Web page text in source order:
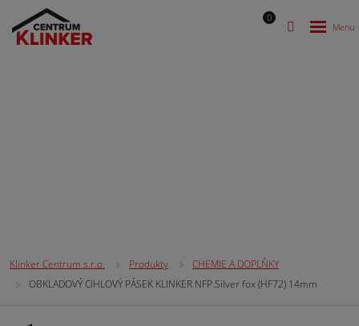
0
Klinker Centrum s.r.o. Produkty
CHEMIE A DOPLŇKY
OBKLADOVÝ CIHLOVÝ PÁSEK KLINKER NFP.Silver fox (HF72) 14mm